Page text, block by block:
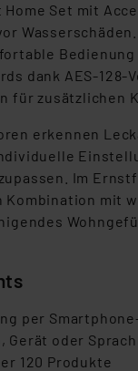
Home Set mit
dank AES-
für zusätzlichen
erkennen
Im
mit
per
Gerät oder
120 Produkte